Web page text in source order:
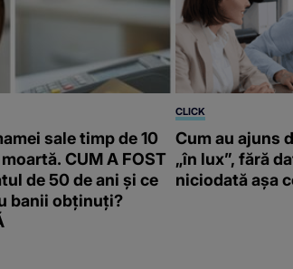
sale timp de 10
CUM A FOST
de 50 de ani și ce
banii obținuți?
CLICK
Cum au ajuns
„în lux”, fără
niciodată așa